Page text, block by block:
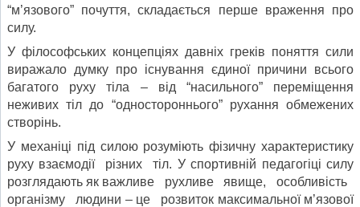
“м’язового” почуття, складається перше враження про
силу.
У філософських концепціях давніх греків поняття сили
виражало думку про існування єдиної причини всього
багатого руху тіла – від “насильного” переміщення
неживих тіл до “одностороннього” рухання обмежених
створінь.
У механіці під силою розуміють фізичну характеристику
руху взаємодії різних тіл. У спортивній педагогіці силу
розглядають як важливе рухливе явище, особливість
організму людини – це розвиток максимальної м’язової